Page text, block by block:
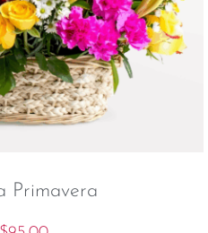
Primavera